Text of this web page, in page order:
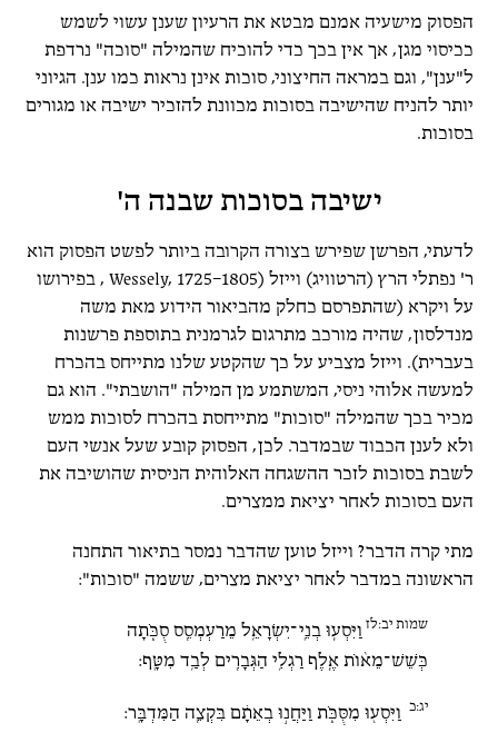
הפסוק מישעיה אמנם מבטא את הרעיון שענן עשוי לשמש
ככיסוי מגן, אך אין בכך כדי להוכיח שהמילה "סוכה" נרדפת
ל"ענן", וגם במראה החיצוני, סוכות אינן נראות כמו ענן. הגיוני
יותר להניח שהישיבה בסוכות מכוונת להזכיר ישיבה או מגורים
בסוכות.
ישיבה בסוכות שבנה ה'
לדעתי, הפרשן שפירש בצורה הקרובה ביותר לפשט הפסוק הוא
ר' נפתלי הרץ (הרטוויג) וייזל (Wessely, 1725–1805 , בפירושו
על ויקרא (שהתפרסם כחלק מהביאור הידוע מאת משה
מנדלסון, שהיה מורכב מתרגום לגרמנית בתוספת פרשנות
בעברית). וייזל מצביע על כך שהקטע שלנו מתייחס בהכרח
למעשה אלוהי ניסי, המשתמע מן המילה "הושבתי". הוא גם
מכיר בכך שהמילה "סוכות" מתייחסת בהכרח לסוכות ממש
ולא לענן הכבוד שבמדבר. לכן, הפסוק קובע שעל אנשי העם
לשבת בסוכות לזכר ההשגחה האלוהית הניסית שהושיבה את
העם בסוכות לאחר יציאת ממצרים.
מתי קרה הדבר? וייזל טוען שהדבר נמסר בתיאור התחנה
הראשונה במדבר לאחר יציאת מצרים, ששמה "סוכות":
שמות יב:לז וַיִּסְע֧וּ בְנֵֽי־יִשְׂרָאֵ֛ל מֵרַעְמְסֵ֖ס סֻכֹּ֑תָה
כְּשֵׁשׁ־מֵא֨וֹת אֶ֧לֶף רַגְלִ֛י הַגְּבָרִ֖ים לְבַ֥ד מִטָּֽף:
יג:כ וַיִּסְע֖וּ מִסֻּכֹּ֑ת וַיַּחֲנ֣וּ בְאֵתָ֔ם בִּקְצֵ֖ה הַמִּדְבָּֽר: